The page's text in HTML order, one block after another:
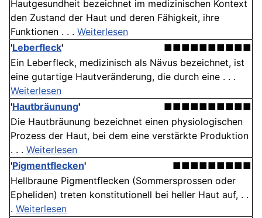
Hautgesundheit bezeichnet im medizinischen Kontext
den Zustand der Haut und deren Fähigkeit, ihre
Funktionen . . . Weiterlesen
'Leberfleck'
■■■■■■■■■■
Ein Leberfleck, medizinisch als Nävus bezeichnet, ist
eine gutartige Hautveränderung, die durch eine . . .
Weiterlesen
'Hautbräunung'
■■■■■■■■■■
Die Hautbräunung bezeichnet einen physiologischen
Prozess der Haut, bei dem eine verstärkte Produktion
. . . Weiterlesen
'Pigmentflecken'
■■■■■■■■■
Hellbraune Pigmentflecken (Sommersprossen oder
Epheliden) treten konstitutionell bei heller Haut auf, . .
. Weiterlesen